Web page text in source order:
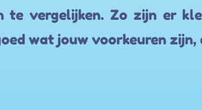
te vergelijken. Zo zijn er
wat jouw voorkeuren